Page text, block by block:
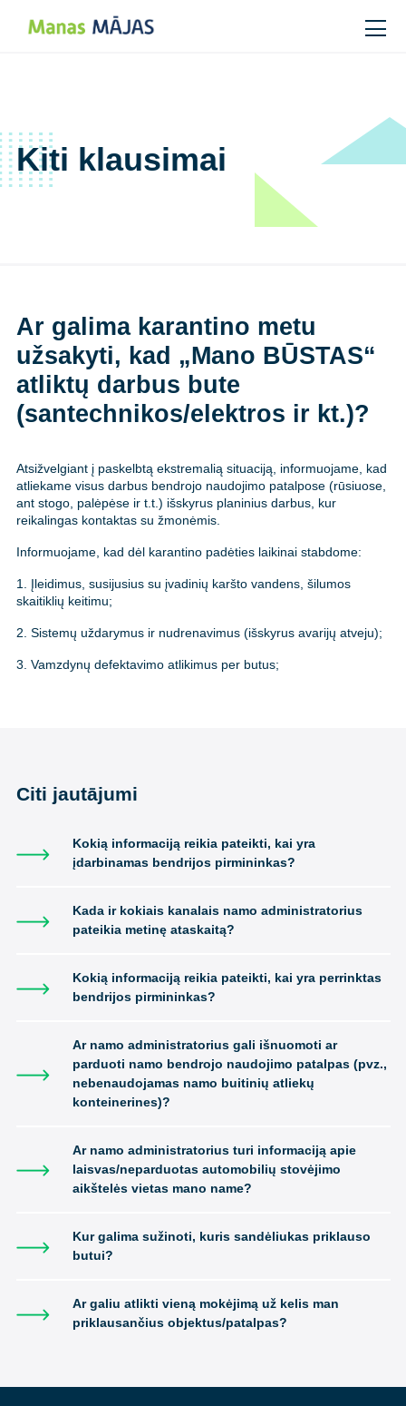
Main Navigation
Kiti klausimai
Ar galima karantino metu
užsakyti, kad „Mano BŪSTAS“
atliktų darbus bute
(santechnikos/elektros ir kt.)?
Atsižvelgiant į paskelbtą ekstremalią situaciją, informuojame, kad
atliekame visus darbus bendrojo naudojimo patalpose (rūsiuose,
ant stogo, palėpėse ir t.t.) išskyrus planinius darbus, kur
reikalingas kontaktas su žmonėmis.
Informuojame, kad dėl karantino padėties laikinai stabdome:
1. Įleidimus, susijusius su įvadinių karšto vandens, šilumos
skaitiklių keitimu;
2. Sistemų uždarymus ir nudrenavimus (išskyrus avarijų atveju);
3. Vamzdynų defektavimo atlikimus per butus;
Citi jautājumi
Kokią informaciją reikia pateikti, kai yra
įdarbinamas bendrijos pirmininkas?
Kada ir kokiais kanalais namo administratorius
pateikia metinę ataskaitą?
Kokią informaciją reikia pateikti, kai yra perrinktas
bendrijos pirmininkas?
Ar namo administratorius gali išnuomoti ar
parduoti namo bendrojo naudojimo patalpas (pvz.,
nebenaudojamas namo buitinių atliekų
konteinerines)?
Ar namo administratorius turi informaciją apie
laisvas/neparduotas automobilių stovėjimo
aikštelės vietas mano name?
Kur galima sužinoti, kuris sandėliukas priklauso
butui?
Ar galiu atlikti vieną mokėjimą už kelis man
priklausančius objektus/patalpas?